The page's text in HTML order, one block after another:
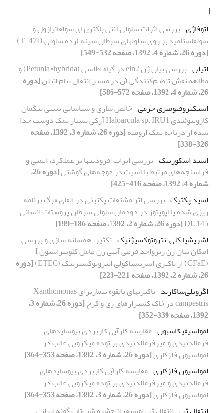
ا
اتوفاژی بررسی اثرات سلولی آنتی باکتریهای سولفاتیازول و
سولفاستامید بر روی سلولهای سرطان سینه (رده‏ سلولی T-47D)
[دوره 26، شماره 4، 1392، صفحه 532-549]
اتیلن
بررسی بیان ژن ein2 در گیاه اطلسی (Petunia×hybrida) و
مطالعه نقش تنظیم‌کنندگی آن در مسیر انتقال پیام اتیلن[دوره
26، شماره 4، 1392، صفحه 572-586]
اسپکتروفتومتری جرمی خالص سازی و شناسایی نسبی پیگمان
کاروتنوئیدی Haloarcula sp. IRU1 آرکی بسیار نمک دوست جدا
شده از دریاچة نمک ارومیه
[دوره 26، شماره 3، 1392، صفحه
326-338]
اسید اسکوربیک بررسی اثرات افزودنیها بر عملکرد، ایمنی و
فراسنجه‌های مرتبط با آسیت در جوجه‌های گوشتی
[دوره 26،
شماره 4، 1392، صفحه 416-425]
اسید پکتیک بررسی اثر مشتقات پکتینی در القای مرگ برنامه
ریزی شده یا آپوپتوز در دودمان سلولی سرطان پروستات انسانی
DU145[دوره 26، شماره 2، 1392، صفحه 186-199]
اشریشیا کلی انتروتوکسی‍‍ژنیک تکثیر، همسانه سازی و بررسی
امکان بیان ژن زیرواحد فرعی آنتی ژن عامل کلونیزاسیون I
(CFaE) از باکتری اشریشیاکولی انتروتوکسیژنیک (ETEC)
[دوره
26، شماره 2، 1392، صفحه 221-228]
اگزوپلی‌ساکارید
باکتریهای بالقوه بیماریزای Xanthomonas
campestris در خاک کشتزارهای ری و کرج
[دوره 26، شماره 3،
1392، صفحه 339-352]
امولسیفیکاسیون مقایسه کارآیی کاربردی بیوسایدهای
فرمالدئیدی و غیرفرمالدئیدی بر توده میکروبی غالب در
امولسیون فلزکاری[دوره 26، شماره 3، 1392، صفحه 353-364]
امولسیون فلزکاری مقایسه کارآیی کاربردی بیوسایدهای
فرمالدئیدی و غیرفرمالدئیدی بر توده میکروبی غالب در
امولسیون فلزکاری[دوره 26، شماره 3، 1392، صفحه 353-364]